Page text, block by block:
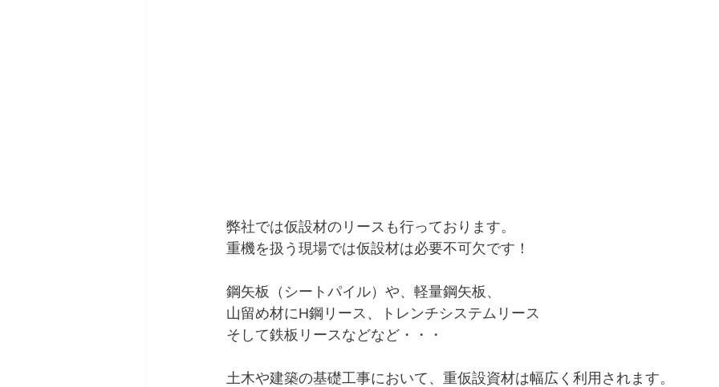
弊社では仮設材のリースも行っております。
重機を扱う現場では仮設材は必要不可欠です！
鋼矢板（シートパイル）や、軽量鋼矢板、
山留め材にH鋼リース、トレンチシステムリース
そして鉄板リースなどなど・・・
土木や建築の基礎工事において、重仮設資材は幅広く利用されます。